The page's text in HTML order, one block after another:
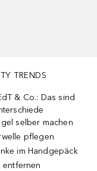
TRENDS
& Co.: Das sind
selber machen
pflegen
im Handgepäck
entfernen